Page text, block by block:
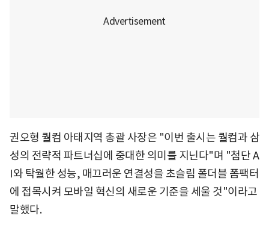
권오형 퀄컴 아태지역 총괄 사장은 "이번 출시는 퀄컴과 삼
성의 전략적 파트너십에 중대한 의미를 지닌다"며 "첨단 A
I와 탁월한 성능, 매끄러운 연결성을 초슬림 폴더블 폼팩터
에 접목시켜 모바일 혁신의 새로운 기준을 세울 것"이라고
말했다.